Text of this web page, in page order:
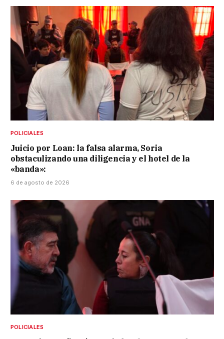
POLICIALES
Juicio por Loan: la falsa alarma, Soria
obstaculizando una diligencia y el hotel de la
«banda»:
6 de agosto de 2026
POLICIALES